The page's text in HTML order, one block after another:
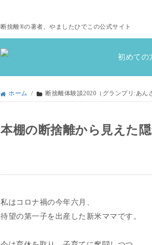
断捨離®の著者、やましたひでこの公式サイト
初めての
ホーム / 断捨離体験談2020（グランプリ:あん
本棚の断捨離から見えた
私はコロナ禍の今年六月、
待望の第一子を出産した新米ママです。